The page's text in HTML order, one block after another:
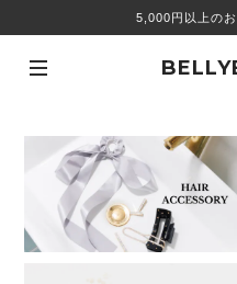
5,000円以上のお